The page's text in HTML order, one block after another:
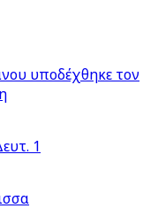
υποδέχθηκε τον
1